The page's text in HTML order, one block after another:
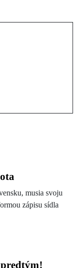
musia svoju
zápisu sídla